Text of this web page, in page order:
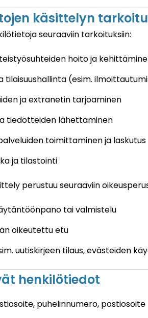
käsittelyn
seuraaviin tarkoituksiin:
hoito ja
tilaisuushallinta (esim.
ja extranetin tarjoaminen
tiedotteiden lähettäminen
toimittaminen ja laskutus
ja tilastointi
perustuu seuraaviin
tai valmistelu
oikeutettu etu
uutiskirjeen tilaus, evästeiden
henkilötiedot
puhelinnumero, postiosoite